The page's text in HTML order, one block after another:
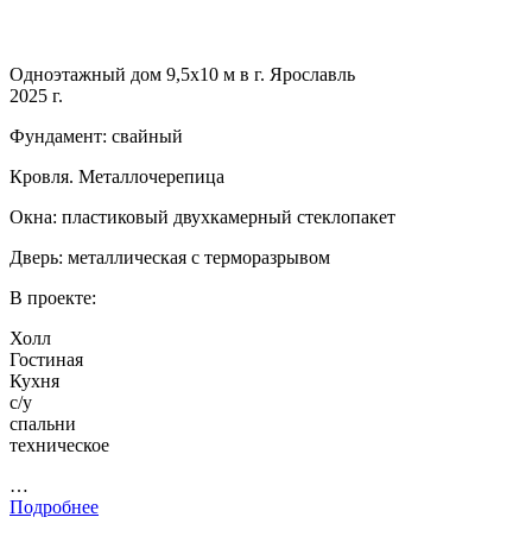
Одноэтажный дом 9,5х10 м в г. Ярославль
2025 г.
Фундамент: свайный
Кровля. Металлочерепица
Окна: пластиковый двухкамерный стеклопакет
Дверь: металлическая с терморазрывом
В проекте:
Холл
Гостиная
Кухня
с/у
спальни
техническое
…
Подробнее